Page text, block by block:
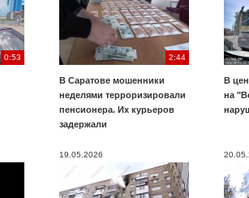
0:53 2:44
В Саратове мошенники
неделями терроризировали
пенсионера. Их курьеров
задержали
В
на
19.05.2026